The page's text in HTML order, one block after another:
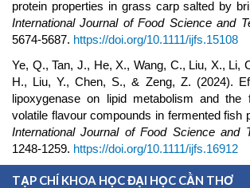
protein properties in grass carp salted by
International Journal of Food Science and
5674-5687. https://doi.org/10.1111/ijfs.15108
Ye, Q., Tan, J., He, X., Wang, C., Liu, X., Li,
H., Liu, Y., Chen, S., & Zeng, Z. (2024).
lipoxygenase on lipid metabolism and the
volatile flavour compounds in fermented fish
International Journal of Food Science and
1248-1259. https://doi.org/10.1111/ijfs.16912
TẠP CHÍ KHOA HỌC ĐẠI HỌC CẦN THƠ